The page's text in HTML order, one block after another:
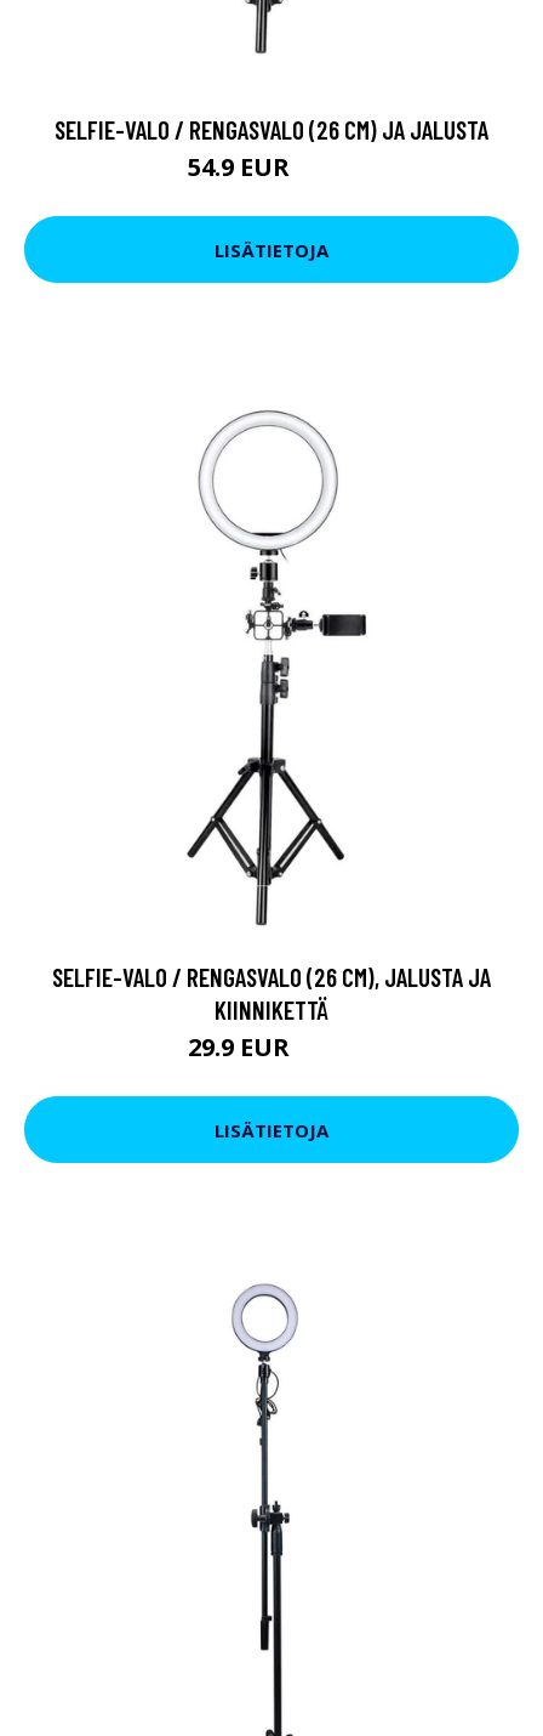
SELFIE-VALO / RENGASVALO (26 CM) JA JALUSTA
54.9 EUR
LISÄTIETOJA
SELFIE-VALO / RENGASVALO (26 CM), JALUSTA JA
KIINNIKETTÄ
29.9 EUR
LISÄTIETOJA